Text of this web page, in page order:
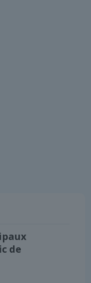
de